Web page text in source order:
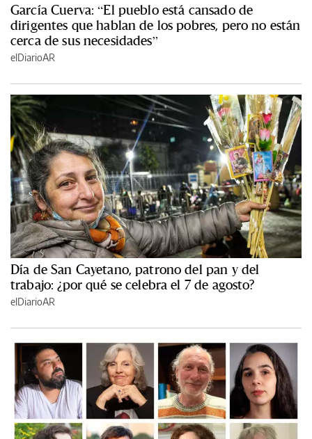
García Cuerva: “El pueblo está cansado de
dirigentes que hablan de los pobres, pero no están
cerca de sus necesidades”
elDiarioAR
Día de San Cayetano, patrono del pan y del
trabajo: ¿por qué se celebra el 7 de agosto?
elDiarioAR